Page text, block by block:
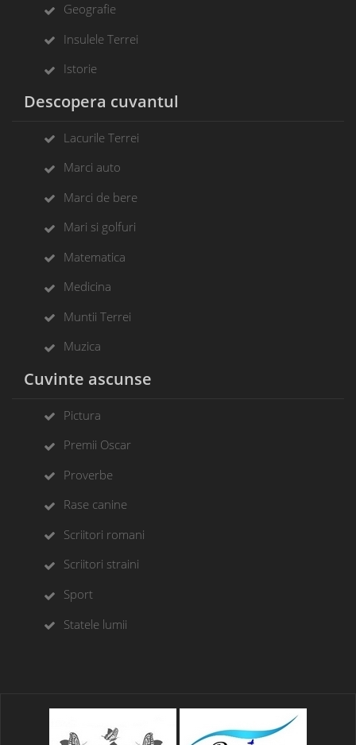
Geografie
Insulele Terrei
Istorie
Descopera cuvantul
Lacurile Terrei
Marci auto
Marci de bere
Mari si golfuri
Matematica
Medicina
Muntii Terrei
Muzica
Cuvinte ascunse
Pictura
Premii Oscar
Proverbe
Rase canine
Scriitori romani
Scriitori straini
Sport
Statele lumii